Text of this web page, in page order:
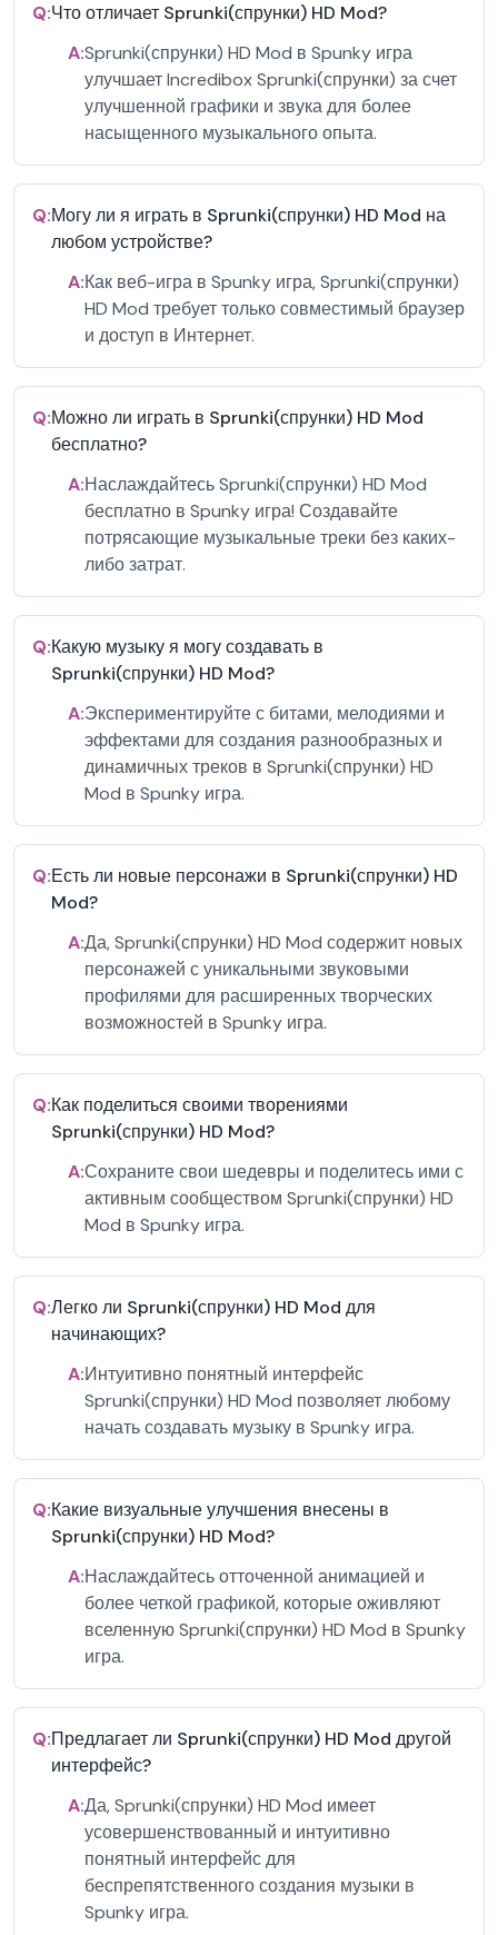
Q:Что отличает Sprunki(спрунки) HD Mod?
A:Sprunki(спрунки) HD Mod в Spunky игра
улучшает Incredibox Sprunki(спрунки) за счет
улучшенной графики и звука для более
насыщенного музыкального опыта.
Q:Могу ли я играть в Sprunki(спрунки) HD Mod на
любом устройстве?
A:Как веб-игра в Spunky игра, Sprunki(спрунки)
HD Mod требует только совместимый браузер
и доступ в Интернет.
Q:Можно ли играть в Sprunki(спрунки) HD Mod
бесплатно?
A:Наслаждайтесь Sprunki(спрунки) HD Mod
бесплатно в Spunky игра! Создавайте
потрясающие музыкальные треки без каких-
либо затрат.
Q:Какую музыку я могу создавать в
Sprunki(спрунки) HD Mod?
A:Экспериментируйте с битами, мелодиями и
эффектами для создания разнообразных и
динамичных треков в Sprunki(спрунки) HD
Mod в Spunky игра.
Q:Есть ли новые персонажи в Sprunki(спрунки) HD
Mod?
A:Да, Sprunki(спрунки) HD Mod содержит новых
персонажей с уникальными звуковыми
профилями для расширенных творческих
возможностей в Spunky игра.
Q:Как поделиться своими творениями
Sprunki(спрунки) HD Mod?
A:Сохраните свои шедевры и поделитесь ими с
активным сообществом Sprunki(спрунки) HD
Mod в Spunky игра.
Q:Легко ли Sprunki(спрунки) HD Mod для
начинающих?
A:Интуитивно понятный интерфейс
Sprunki(спрунки) HD Mod позволяет любому
начать создавать музыку в Spunky игра.
Q:Какие визуальные улучшения внесены в
Sprunki(спрунки) HD Mod?
A:Наслаждайтесь отточенной анимацией и
более четкой графикой, которые оживляют
вселенную Sprunki(спрунки) HD Mod в Spunky
игра.
Q:Предлагает ли Sprunki(спрунки) HD Mod другой
интерфейс?
A:Да, Sprunki(спрунки) HD Mod имеет
усовершенствованный и интуитивно
понятный интерфейс для
беспрепятственного создания музыки в
Spunky игра.